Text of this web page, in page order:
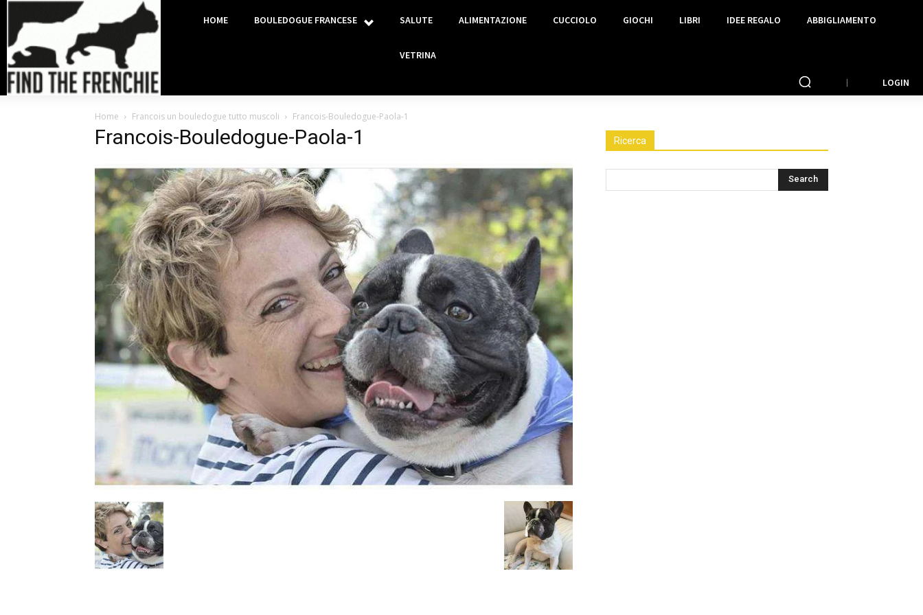
HOME BOULEDOGUE FRANCESE SALUTE ALIMENTAZIONE CUCCIOLO GIOCHI LIBRI IDEE REGALO ABBIGLIAMENTO
VETRINA
LOGIN
Home Francois un bouledogue tutto muscoli Francois-Bouledogue-Paola-1
Francois-Bouledogue-Paola-1 Ricerca